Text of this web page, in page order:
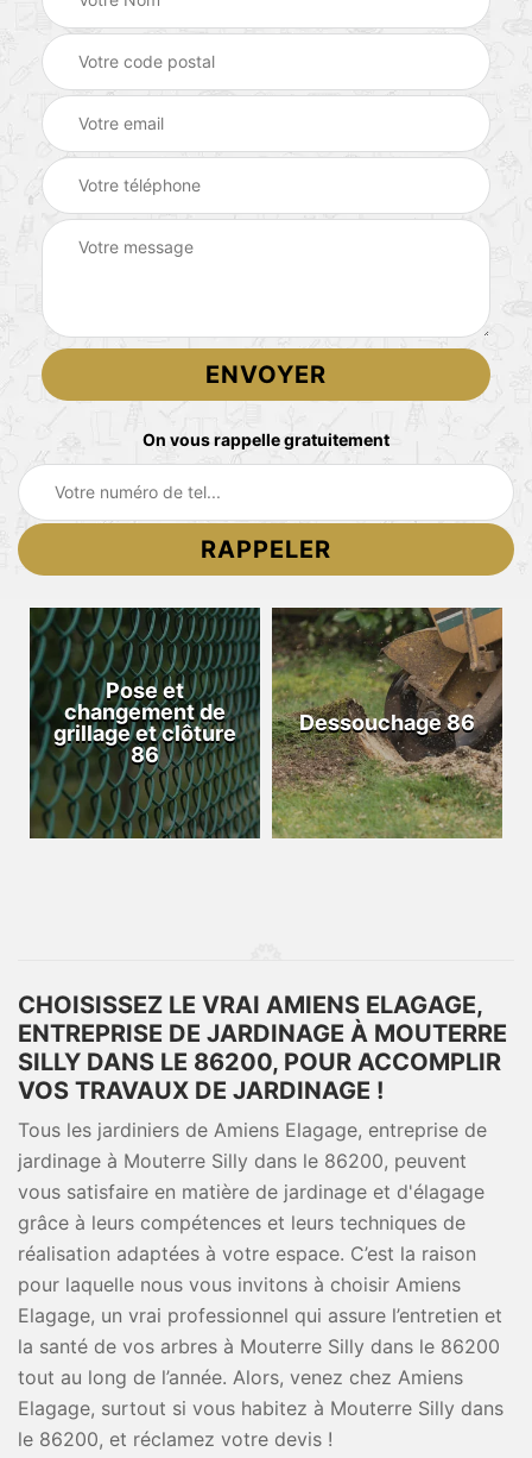
On vous rappelle gratuitement
Pose et
changement de
grillage et clôture
86
Dessouchage 86
CHOISISSEZ LE VRAI AMIENS ELAGAGE,
ENTREPRISE DE JARDINAGE À MOUTERRE
SILLY DANS LE 86200, POUR ACCOMPLIR
VOS TRAVAUX DE JARDINAGE !
Tous les jardiniers de Amiens Elagage, entreprise de
jardinage à Mouterre Silly dans le 86200, peuvent
vous satisfaire en matière de jardinage et d'élagage
grâce à leurs compétences et leurs techniques de
réalisation adaptées à votre espace. C’est la raison
pour laquelle nous vous invitons à choisir Amiens
Elagage, un vrai professionnel qui assure l’entretien et
la santé de vos arbres à Mouterre Silly dans le 86200
tout au long de l’année. Alors, venez chez Amiens
Elagage, surtout si vous habitez à Mouterre Silly dans
le 86200, et réclamez votre devis !